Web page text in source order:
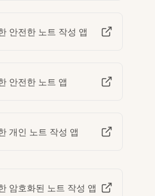
안전한 노트 작성 앱
안전한 노트 앱
개인 노트 작성 앱
암호화된 노트 작성 앱